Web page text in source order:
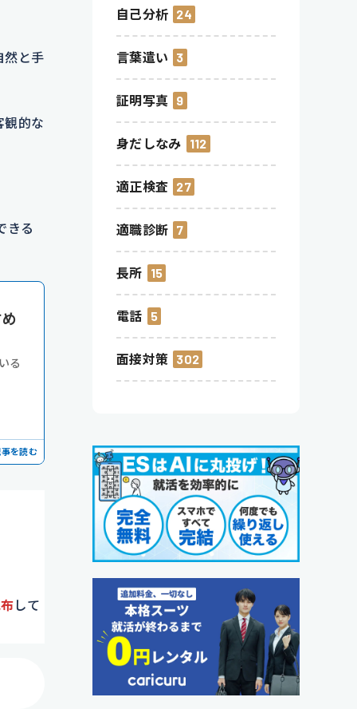
然と手
観的な
きる
る
を読む
して
自己分析 24
言葉遣い 3
証明写真 9
身だしなみ 112
適正検査 27
適職診断 7
長所 15
電話 5
面接対策 302